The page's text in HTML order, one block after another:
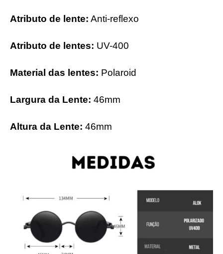
Atributo de lente: Anti-reflexo
Atributo de lentes: UV-400
Material das lentes: Polaroid
Largura da Lente: 46mm
Altura da Lente: 46mm